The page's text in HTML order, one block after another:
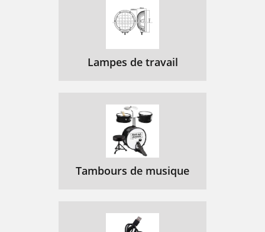
Lampes de travail
Tambours de musique